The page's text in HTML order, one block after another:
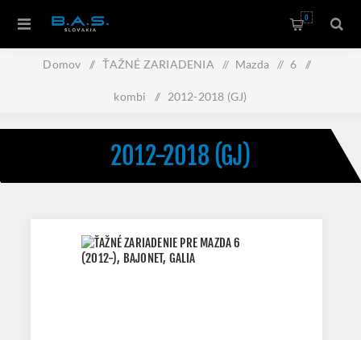
0
Domov / ŤAŽNÉ ZARIADENIA / Mazda / 6 /
kombi / 2012-2018 (GJ)
2012-2018 (GJ)